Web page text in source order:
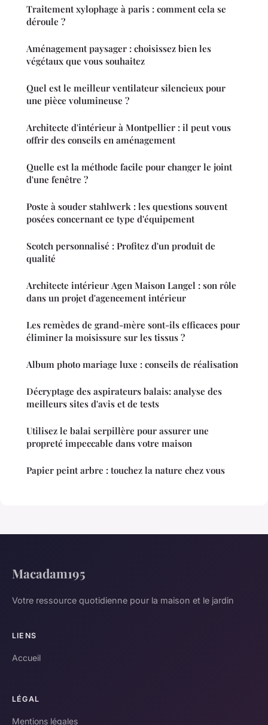
Traitement xylophage à paris : comment cela se
déroule ?
Aménagement paysager : choisissez bien les
végétaux que vous souhaitez
Quel est le meilleur ventilateur silencieux pour
une pièce volumineuse ?
Architecte d'intérieur à Montpellier : il peut vous
offrir des conseils en aménagement
Quelle est la méthode facile pour changer le joint
d'une fenêtre ?
Poste à souder stahlwerk : les questions souvent
posées concernant ce type d'équipement
Scotch personnalisé : Profitez d'un produit de
qualité
Architecte intérieur Agen Maison Langel : son rôle
dans un projet d'agencement intérieur
Les remèdes de grand-mère sont-ils efficaces pour
éliminer la moisissure sur les tissus ?
Album photo mariage luxe : conseils de réalisation
Décryptage des aspirateurs balais: analyse des
meilleurs sites d'avis et de tests
Utilisez le balai serpillère pour assurer une
propreté impeccable dans votre maison
Papier peint arbre : touchez la nature chez vous
Macadam195
Votre ressource quotidienne pour la maison et le jardin
LIENS
Accueil
LÉGAL
Mentions légales